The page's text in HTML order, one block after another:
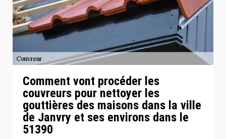
Comment vont procéder les
couvreurs pour nettoyer les
gouttières des maisons dans la ville
de Janvry et ses environs dans le
51390